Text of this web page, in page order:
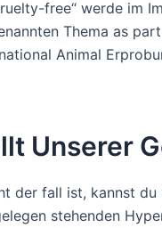
free“ werde im
Thema as part
Animal
Unserer
der fall ist, kannst du
stehenden